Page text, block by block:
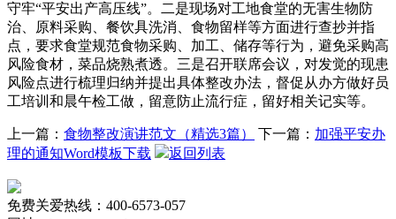
守牢“平安出产高压线”。二是现场对工地食堂的无害生物防
治、原料采购、餐饮具洗消、食物留样等方面进行查抄并指
点，要求食堂规范食物采购、加工、储存等行为，避免采购高
风险食材，菜品烧熟煮透。三是召开联席会议，对发觉的现患
风险点进行梳理归纳并提出具体整改办法，督促从办方做好员
工培训和晨午检工做，留意防止流行症，留好相关记实等。
上一篇： 食物整改演讲范文（精选3篇） 下一篇： 加强平安办
理的通知Word模板下载
返回列表
免费关爱热线：400-6573-057